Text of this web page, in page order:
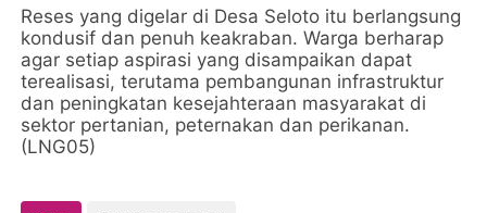
Reses yang digelar di Desa Seloto itu berlangsung
kondusif dan penuh keakraban. Warga berharap
agar setiap aspirasi yang disampaikan dapat
terealisasi, terutama pembangunan infrastruktur
dan peningkatan kesejahteraan masyarakat di
sektor pertanian, peternakan dan perikanan.
(LNG05)